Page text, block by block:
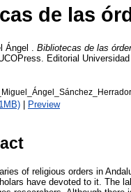
de las
Ángel
Bibliotecas de las
Editorial
| Preview
of religious orders in
have devoted to it. The